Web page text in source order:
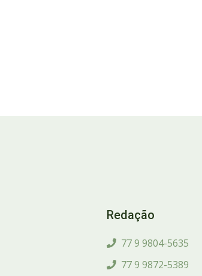
Redação
77 9 9804-5635
77 9 9872-5389